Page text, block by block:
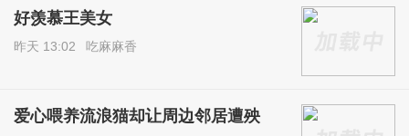
好羡慕王美女
昨天 13:02 吃麻麻香
爱心喂养流浪猫却让周边邻居遭殃